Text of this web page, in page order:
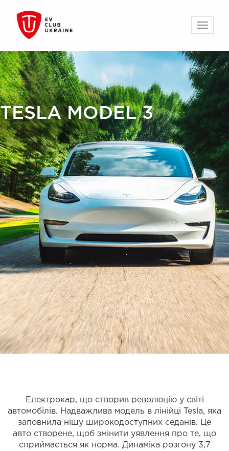
TESLA MODEL 3
Електрокар, що створив революцію у світі
автомобілів. Надважлива модель в лінійці Tesla, яка
заповнила нішу широкодоступних седанів. Це
авто створене, щоб змінити уявлення про те, що
сприймається як норма. Динаміка розгону 3,7